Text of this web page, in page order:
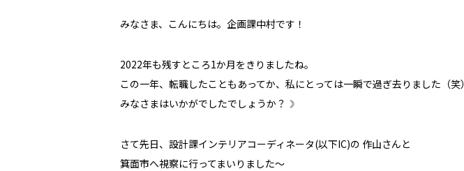
みなさま、こんにちは。企画課中村です！
2022年も残すところ1か月をきりましたね。
この一年、転職したこともあってか、私にとっては一瞬で過ぎ去りました（笑）
みなさまはいかがでしたでしょうか？☽
さて先日、設計課インテリアコーディネータ(以下IC)の 作山さんと
箕面市へ視察に行ってまいりました～